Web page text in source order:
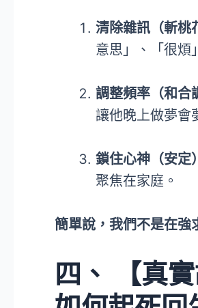
清除雜訊（斬桃
意思」、「很煩
調整頻率（和合
讓他晚上做夢會
鎖住心神（安定
聚焦在家庭。
簡單說，我們不是在強
四、 【真